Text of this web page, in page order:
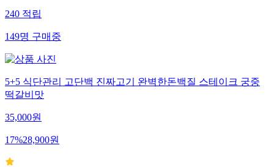
240적립
149명구매중
5+5 식단관리 고단백 진짜고기 완벽한돈백질 스테이크 궁중
떡갈비맛
35,000원
17%28,900원